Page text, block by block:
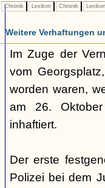
Chronik Lexikon Chronik Lexikon
Weitere Verhaftungen
Im Zuge der
vom
worden waren,
am 26.
inhaftiert.
Der erste
Polizei bei dem